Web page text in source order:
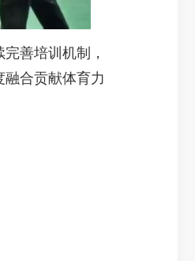
善培训机制，
合贡献体育力